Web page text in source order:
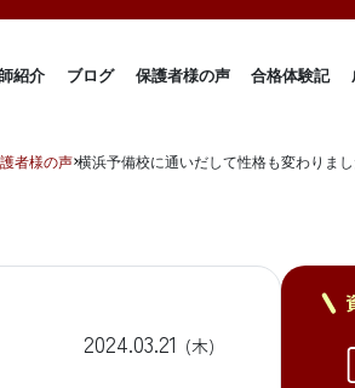
紹介 ブログ 保護者様の声 合格体験記
者様の声 横浜予備校に通いだして性格も変わりま
2024.03.21 (木)